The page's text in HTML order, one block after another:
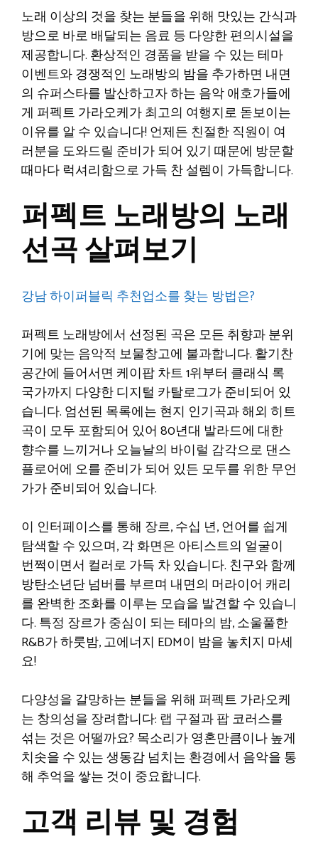
노래 이상의 것을 찾는 분들을 위해 맛있는 간식과
방으로 바로 배달되는 음료 등 다양한 편의시설을
제공합니다. 환상적인 경품을 받을 수 있는 테마
이벤트와 경쟁적인 노래방의 밤을 추가하면 내면
의 슈퍼스타를 발산하고자 하는 음악 애호가들에
게 퍼펙트 가라오케가 최고의 여행지로 돋보이는
이유를 알 수 있습니다! 언제든 친절한 직원이 여
러분을 도와드릴 준비가 되어 있기 때문에 방문할
때마다 럭셔리함으로 가득 찬 설렘이 가득합니다.
퍼펙트 노래방의 노래
선곡 살펴보기
강남 하이퍼블릭 추천업소를 찾는 방법은?
퍼펙트 노래방에서 선정된 곡은 모든 취향과 분위
기에 맞는 음악적 보물창고에 불과합니다. 활기찬
공간에 들어서면 케이팝 차트 1위부터 클래식 록
국가까지 다양한 디지털 카탈로그가 준비되어 있
습니다. 엄선된 목록에는 현지 인기곡과 해외 히트
곡이 모두 포함되어 있어 80년대 발라드에 대한
향수를 느끼거나 오늘날의 바이럴 감각으로 댄스
플로어에 오를 준비가 되어 있든 모두를 위한 무언
가가 준비되어 있습니다.
이 인터페이스를 통해 장르, 수십 년, 언어를 쉽게
탐색할 수 있으며, 각 화면은 아티스트의 얼굴이
번쩍이면서 컬러로 가득 차 있습니다. 친구와 함께
방탄소년단 넘버를 부르며 내면의 머라이어 캐리
를 완벽한 조화를 이루는 모습을 발견할 수 있습니
다. 특정 장르가 중심이 되는 테마의 밤, 소울풀한
R&B가 하룻밤, 고에너지 EDM이 밤을 놓치지 마세
요!
다양성을 갈망하는 분들을 위해 퍼펙트 가라오케
는 창의성을 장려합니다: 랩 구절과 팝 코러스를
섞는 것은 어떨까요? 목소리가 영혼만큼이나 높게
치솟을 수 있는 생동감 넘치는 환경에서 음악을 통
해 추억을 쌓는 것이 중요합니다.
고객 리뷰 및 경험